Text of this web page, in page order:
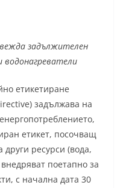
задължителен
етикетиране
задължава на
етикет, посочващ
ресурси (вода,
поетапно за
с начална дата 30